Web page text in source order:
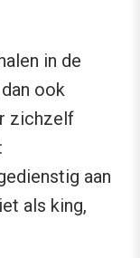
in de
ook
zichzelf
aan
als king,